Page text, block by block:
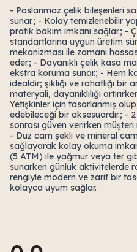
- Paslanmaz çelik bileşenleri
sunar.; - Kolay temizlenebilir
pratik bakım imkanı sağlar.; -
standartlarına uygun üretim
mekanizması ile zamanı
eder.; - Dayanıklı çelik kasa
ekstra koruma sunar.; - Hem
idealdir; şıklığı ve rahatlığı
materyali, dayanıklılığı
Yetişkinler için tasarlanmış
edebileceği bir aksesuardır.; -
sonrası güven verirken
- Düz cam şekli ve mineral
sağlayarak kolay okuma
(5 ATM) ile yağmur veya ter
sunarken günlük aktivitelerde
rengiyle modern ve zarif bir
kolayca uyum sağlar.